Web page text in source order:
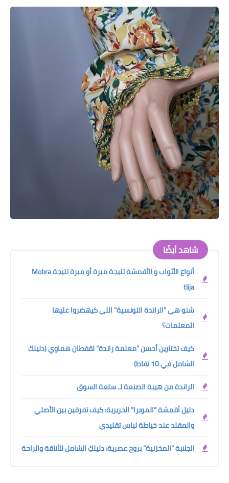
شاهد أيضًا
أنواع الأثواب و الأقمشة تليجة مبرة أو مبرة تليجة Mobra
tlija
شنو هي "الراندة التونسية" اللي كيهضروا عليها
المعلمات؟
كيف تختارين أحسن "معلمة راندة" لقفطان هماوي (دليلك
الشامل في 10 نقاط)
الراندة من هيبة الصنعة لـ سلعة السوق
دليل أقمشة "الموبرا" الحريرية: كيف تفرقين بين الأصلي
والمقلد عند خياطة لباس تقليدي
الجلابة "المخزنية" بروح عصرية: دليلكِ الشامل للأناقة والراحة